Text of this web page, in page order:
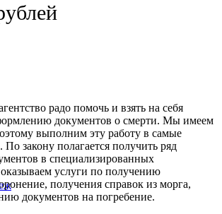
радо помочь и взять на себя
документов о смерти. Мы имеем
выполним эту работу в самые
закону полагается получить ряд
в специализированных
услуги по получению
получения справок из морга,
документов на погребение.